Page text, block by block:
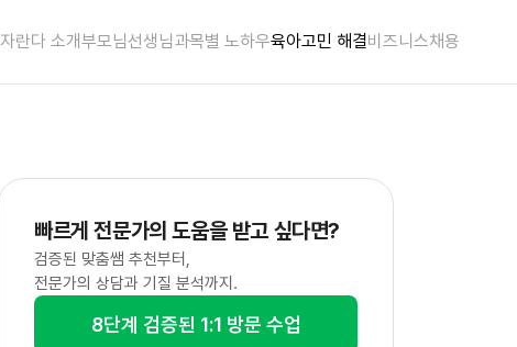
자란다 소개부모님선생님과목별 노하우육아고민 해결비즈니스채용
빠르게 전문가의 도움을 받고 싶다면?
검증된 맞춤쌤 추천부터,
전문가의 상담과 기질 분석까지.
8단계 검증된 1:1 방문 수업